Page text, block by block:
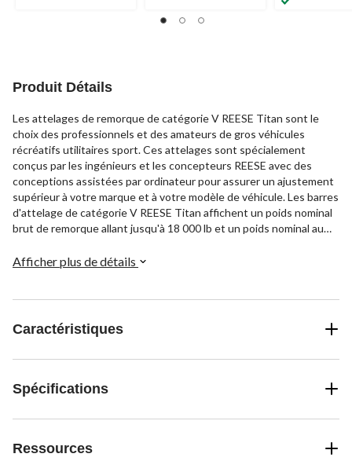
Produit Détails
Les attelages de remorque de catégorie V REESE Titan sont le
choix des professionnels et des amateurs de gros véhicules
récréatifs utilitaires sport. Ces attelages sont spécialement
conçus par les ingénieurs et les concepteurs REESE avec des
conceptions assistées par ordinateur pour assurer un ajustement
supérieur à votre marque et à votre modèle de véhicule. Les barres
d'attelage de catégorie V REESE Titan affichent un poids nominal
brut de remorque allant jusqu'à 18 000 lb et un poids nominal au
une répartition du poids allant jusqu'à 18 000 lb et une répartition
noir qui résiste à la rouille et à la corrosion. Chaque attelage de
remorque est inspecté pour garantir la meilleure qualité
Titan sont fabriqués pour les véhicules Dodge Ram 2500 2003-
2010, Dodge Ram 3500 2003-2010, RAM 2500 2011-2023, RAM
3500 2011-2023 et se fixent au cadre de votre véhicule au moyen
intense. Grâce à l'ouverture carrée de 2-1/2 po du tube récepteur,
Afficher plus de détails
Caractéristiques
Spécifications
Ressources